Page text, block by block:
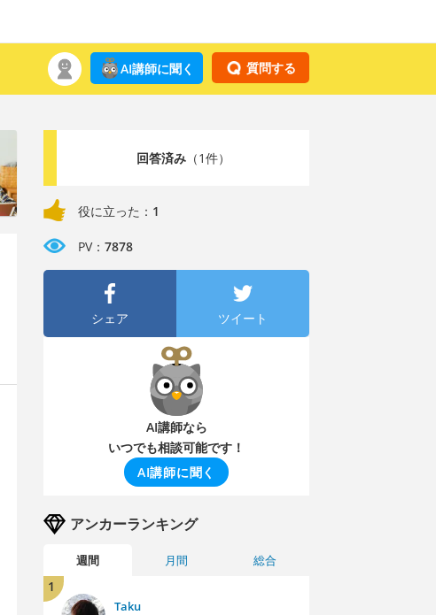
質問する
AI講師に聞く
回答済み（1件）
役に立った： 1
PV： 7878
シェア ツイート
AI講師なら
いつでも相談可能です！
AI講師に聞く
アンカーランキング
週間 月間 総合
1
Taku